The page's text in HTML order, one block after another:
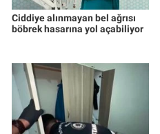
Ciddiye alınmayan bel ağrısı
böbrek hasarına yol açabiliyor